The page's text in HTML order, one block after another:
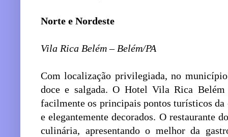
Norte e Nordeste
Vila Rica Belém – Belém/PA
Com localização privilegiada, no
doce e salgada. O Hotel Vila Rica Belém
facilmente os principais pontos turísticos da
e elegantemente decorados. O restaurante
culinária, apresentando o melhor da